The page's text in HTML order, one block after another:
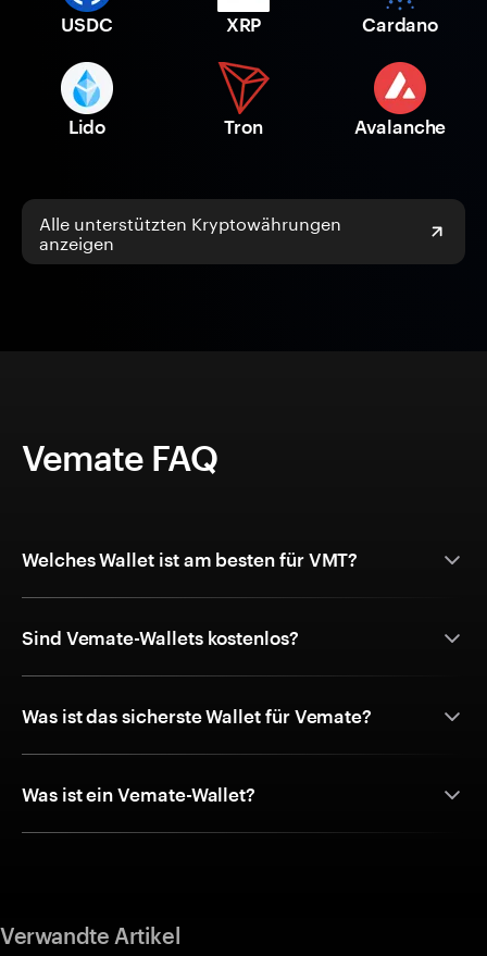
USDC XRP Cardano
Lido Tron Avalanche
Alle unterstützten Kryptowährungen
anzeigen
Vemate FAQ
Welches Wallet ist am besten für VMT?
Sind Vemate-Wallets kostenlos?
Was ist das sicherste Wallet für Vemate?
Was ist ein Vemate-Wallet?
Verwandte Artikel